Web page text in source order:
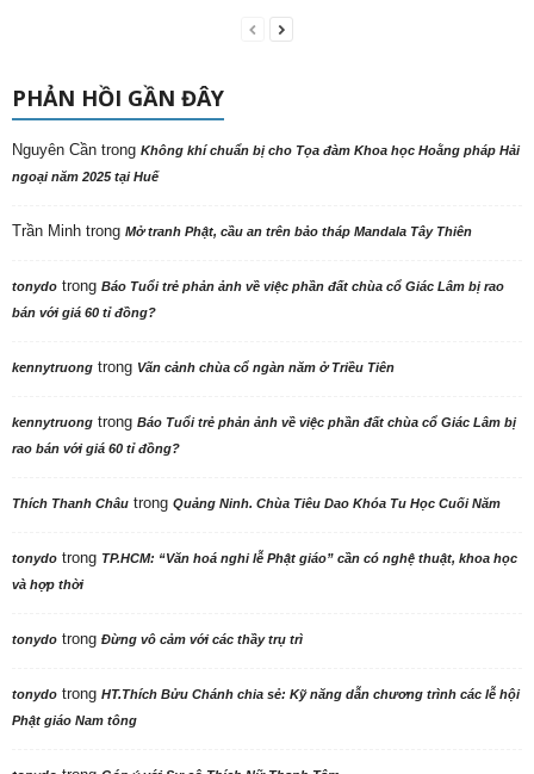
PHẢN HỒI GẦN ĐÂY
Nguyên Cần trong Không khí chuẩn bị cho Tọa đàm Khoa học Hoằng pháp Hải
ngoại năm 2025 tại Huế
Trần Minh trong Mở tranh Phật, cầu an trên bảo tháp Mandala Tây Thiên
tonydo trong Báo Tuổi trẻ phản ảnh về việc phần đất chùa cổ Giác Lâm bị rao
bán với giá 60 tỉ đồng?
kennytruong trong Vãn cảnh chùa cổ ngàn năm ở Triều Tiên
kennytruong trong Báo Tuổi trẻ phản ảnh về việc phần đất chùa cổ Giác Lâm bị
rao bán với giá 60 tỉ đồng?
Thích Thanh Châu trong Quảng Ninh. Chùa Tiêu Dao Khóa Tu Học Cuối Năm
tonydo trong TP.HCM: “Văn hoá nghi lễ Phật giáo” cần có nghệ thuật, khoa học
và hợp thời
tonydo trong Đừng vô cảm với các thầy trụ trì
tonydo trong HT.Thích Bửu Chánh chia sẻ: Kỹ năng dẫn chương trình các lễ hội
Phật giáo Nam tông